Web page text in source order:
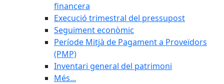
financera
Execució trimestral del pressupost
Seguiment econòmic
Període Mitjà de Pagament a Proveïdors
(PMP)
Inventari general del patrimoni
Més...